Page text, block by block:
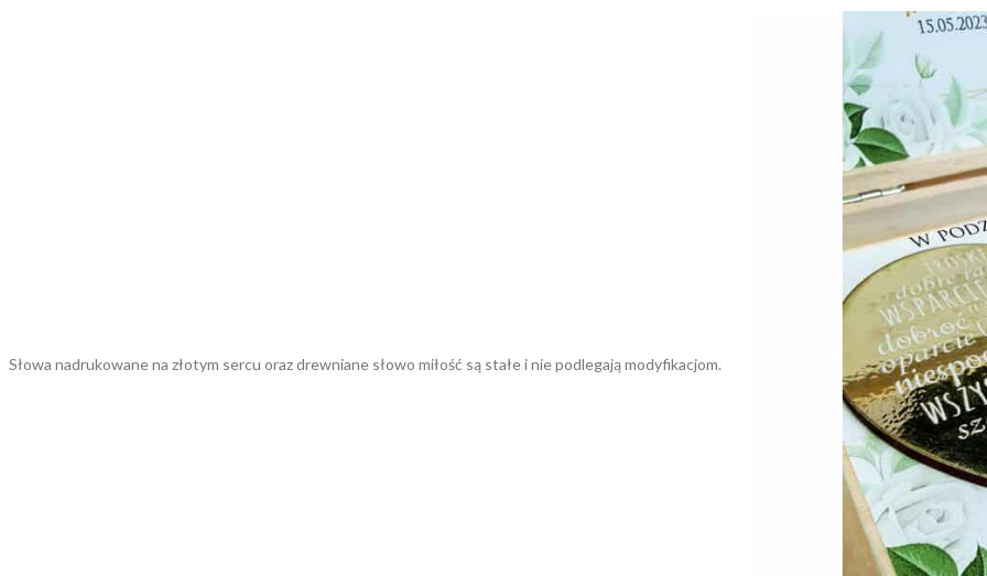
Słowa nadrukowane na złotym sercu oraz drewniane słowo miłość są stałe i nie podlegają modyfikacjom.